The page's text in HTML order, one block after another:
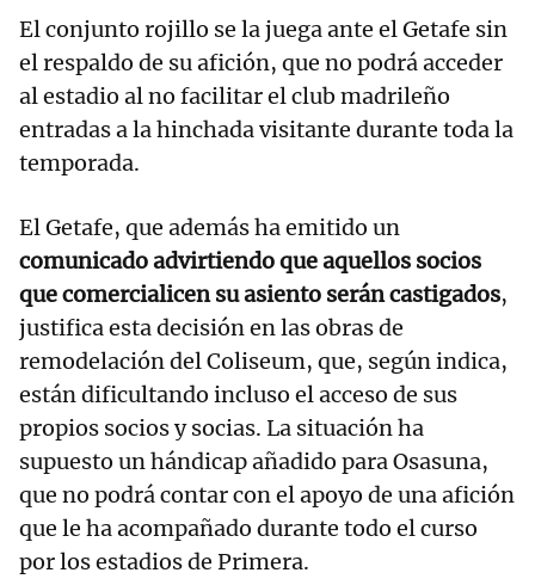
El conjunto rojillo se la juega ante el Getafe sin
el respaldo de su afición, que no podrá acceder
al estadio al no facilitar el club madrileño
entradas a la hinchada visitante durante toda la
temporada.
El Getafe, que además ha emitido un
comunicado advirtiendo que aquellos socios
que comercialicen su asiento serán castigados,
justifica esta decisión en las obras de
remodelación del Coliseum, que, según indica,
están dificultando incluso el acceso de sus
propios socios y socias. La situación ha
supuesto un hándicap añadido para Osasuna,
que no podrá contar con el apoyo de una afición
que le ha acompañado durante todo el curso
por los estadios de Primera.